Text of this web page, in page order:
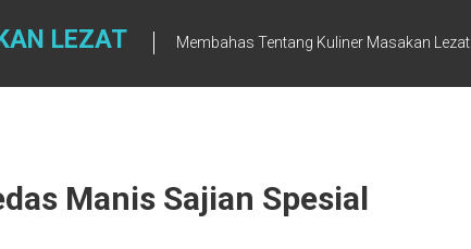
LEZAT Membahas Tentang Kuliner Masakan Lezat
Manis Sajian Spesial